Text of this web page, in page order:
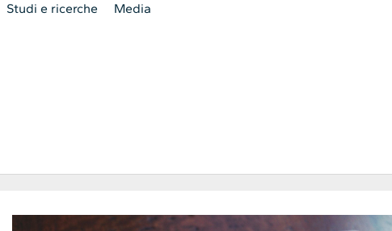
Studi e ricerche Media